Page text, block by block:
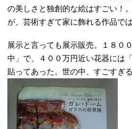
の美しさと独創的な絵はすごい！
が、芸術すぎて家に飾れる作品で
展示と言っても展示販売。１８０
中」で、４００万円近い花器には
貼ってあった。世の中、すごすぎる